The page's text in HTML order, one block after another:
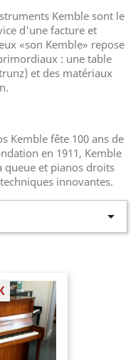
Kemble sont le
d'une facture et
«son Kemble» repose
: une table
et des matériaux
Kemble fête 100 ans de
en 1911, Kemble
queue et pianos droits
innovantes.
